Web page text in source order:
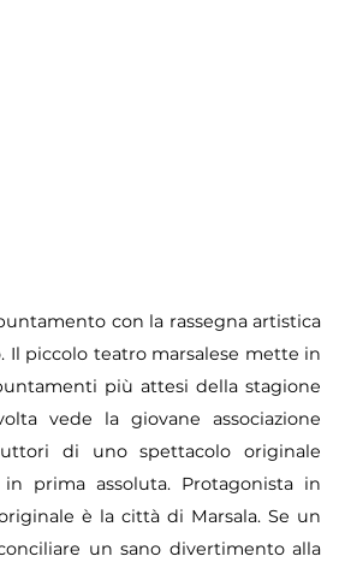
con la rassegna artistica
Il piccolo teatro marsalese mette in
più attesi della stagione
vede la giovane associazione
di uno spettacolo originale
prima assoluta. Protagonista in
è la città di Marsala. Se un
un sano divertimento alla